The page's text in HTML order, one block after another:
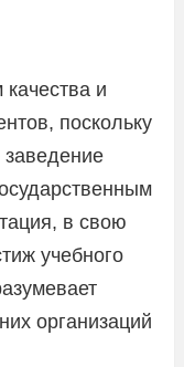
и
поскольку
заведение
в свою
учебного
организаций